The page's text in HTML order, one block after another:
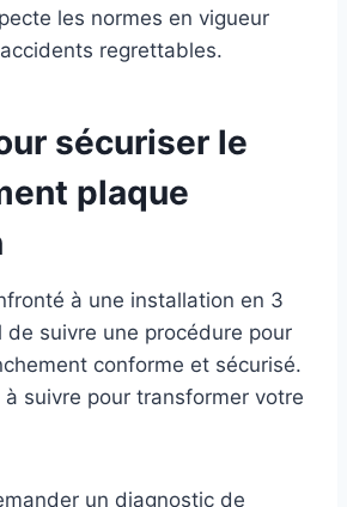
les normes en vigueur
regrettables.
sécuriser le
plaque
à une installation en 3
de suivre une procédure pour
conforme et sécurisé.
suivre pour transformer votre
un diagnostic de